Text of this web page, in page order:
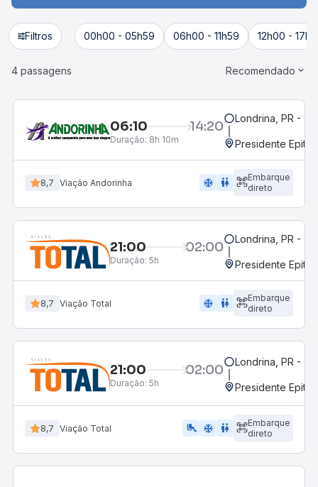
Filtros 00h00 - 05h59 06h00 - 11h59 12h00 -
4 passagens Recomendado
06:10 14:20
Duração: 8h 10m
Londrina, PR -
Presidente
8,7 Viação Andorinha ac_unit wc
Embarque
direto
21:00 02:00
Duração: 5h
Londrina, PR -
Presidente
8,7 Viação Total ac_unit wc
Embarque
direto
21:00 02:00
Duração: 5h
Londrina, PR -
Presidente
8,7 Viação Total airline_seat_legroom_extra ac_unit wc
Embarque
direto